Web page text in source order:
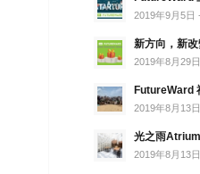
2019年9月5日
新方向，新
2019年8月29
FutureWard
2019年8月13
光之雨
2019年8月13